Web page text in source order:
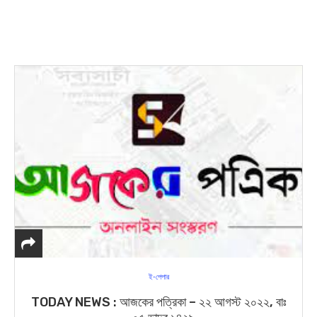
ই-পেপার
TODAY NEWS : আজকের পত্রিকা – ২২ আগস্ট ২০২২, বাঃ